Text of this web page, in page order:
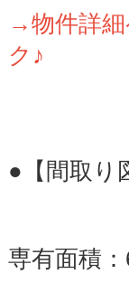
→物件詳
ク♪
●【間取り
専有面積：